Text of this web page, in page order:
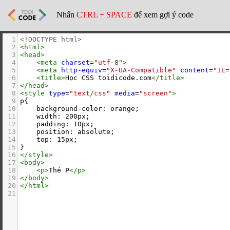
Nhấn CTRL + SPACE để xem gợi ý code
1 <!DOCTYPE html>
2 <html>
3 <head>
4
<meta charset="utf-8">
5
<meta http-equiv="X-UA-Compatible" content=
6
<title>Học CSS toidicode.com</title>
7 </ head>
8 <style type="text/css" media="screen">
9
p{
10
    background-color: orange;
11
    width: 200px;
12
    padding: 10px;
13
    position: absolute;
14
    top: 15px;
15
}
16 </style>
17 <body>
18
<p>Thẻ P</p>
19 </ body>
20 </ html>
21